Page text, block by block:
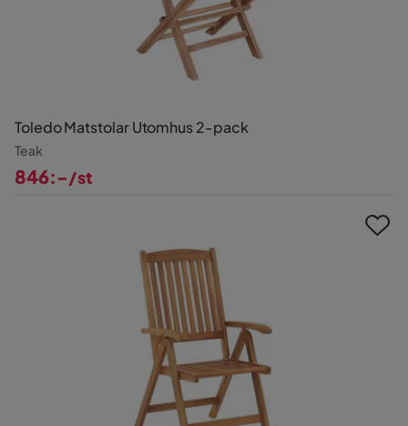
Toledo Matstolar Utomhus 2-pack
Teak
846:-/st